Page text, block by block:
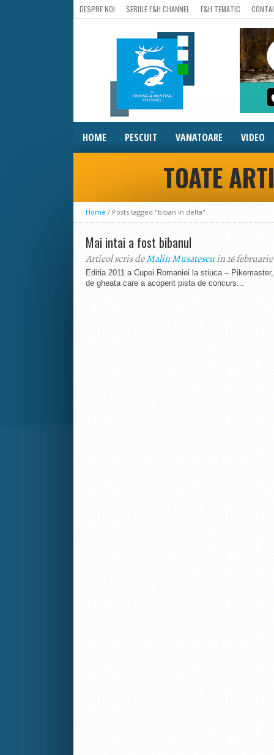
DESPRE NOI SERIILE F&H CHANNEL F&H TEMATIC
HOME PESCUIT VANATOARE VIDEO
TOATE
Home / Posts tagged "biban in delta"
Mai intai a fost bibanul
Articol scris deMalin Musatescuin 16
Editia 2011 a Cupei Romaniei la stiuca –
de gheata care a acoperit pista de concurs...